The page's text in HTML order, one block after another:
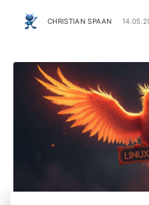
CHRISTIAN SPAAN